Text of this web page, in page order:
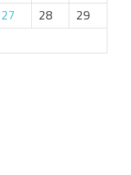
27 28
29